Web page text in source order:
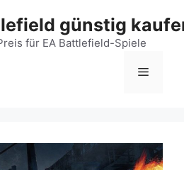
günstig
für EA Battlefield-Spiele
Menü